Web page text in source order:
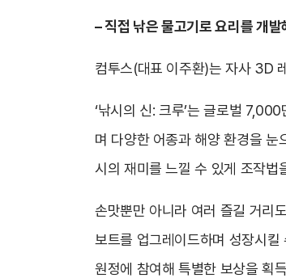
– 직접 낚은 물고기로 요리를 개
컴투스(대표 이주환)는 자사 3D
‘낚시의 신: 크루’는 글로벌
며 다양한 어종과 해양 환경을
시의 재미를 느낄 수 있게 조작법
손맛뿐만 아니라 여러 즐길 거리
보트를 업그레이드하며 성장시
원정에 참여해 특별한 보상을 획